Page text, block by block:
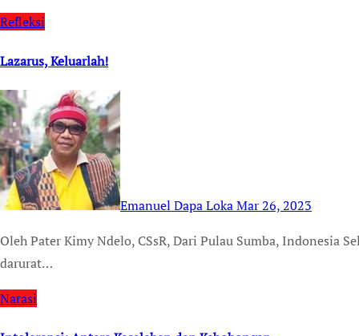
Refleksi
Lazarus, Keluarlah!
Emanuel Dapa LokaMar 26, 2023
Oleh Pater Kimy Ndelo, CSsR, Dari Pulau Sumba, Indonesia Selatan Dr A.L. Jenkins adalah dokter ruang gawat
darurat…
Narasi